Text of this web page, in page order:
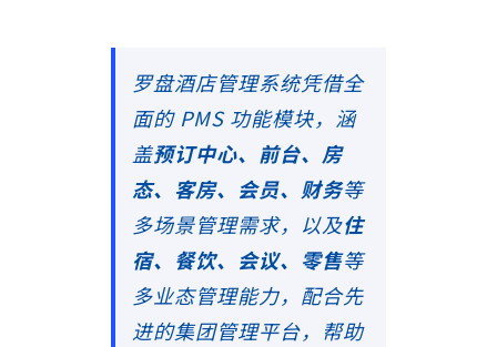
罗盘酒店管理系统凭借全
面的 PMS 功能模块，涵
盖预订中心、前台、房
态、客房、会员、财务等
多场景管理需求，以及住
宿、餐饮、会议、零售等
多业态管理能力，配合先
进的集团管理平台，帮助